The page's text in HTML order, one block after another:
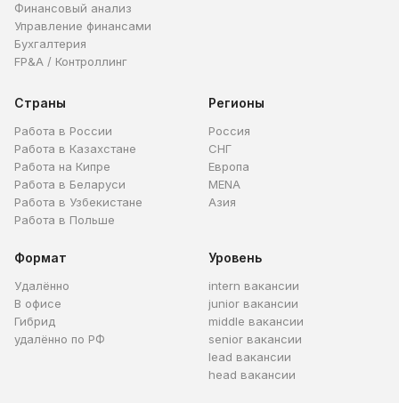
Финансовый анализ
Управление финансами
Бухгалтерия
FP&A / Контроллинг
Страны
Работа в России
Работа в Казахстане
Работа на Кипре
Работа в Беларуси
Работа в Узбекистане
Работа в Польше
Регионы
Россия
СНГ
Европа
MENA
Азия
Формат
Удалённо
В офисе
Гибрид
удалённо по РФ
Уровень
intern вакансии
junior вакансии
middle вакансии
senior вакансии
lead вакансии
head вакансии